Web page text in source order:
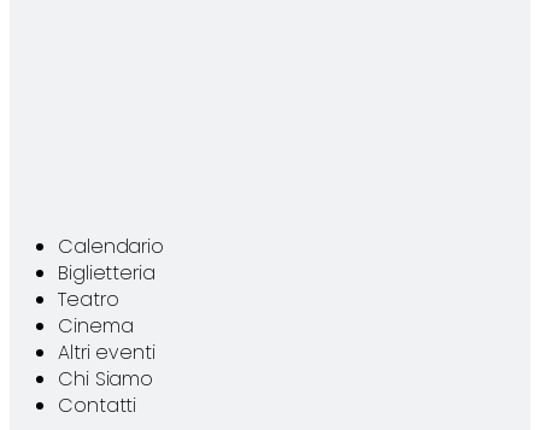
Calendario
Biglietteria
Teatro
Cinema
Altri eventi
Chi Siamo
Contatti